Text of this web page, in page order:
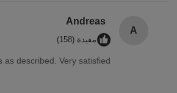
A
Andreas
مفيدة (158)
as described. Very satisfied.